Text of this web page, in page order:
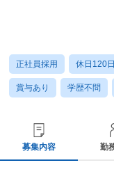
正社員採用 休日120
賞与あり 学歴不問
募集内容 勤